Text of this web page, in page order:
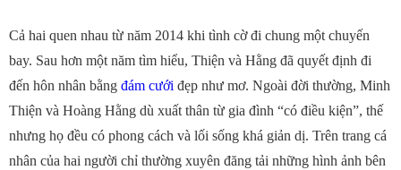
Cả hai quen nhau từ năm 2014 khi tình cờ đi chung một chuyến
bay. Sau hơn một năm tìm hiểu, Thiện và Hằng đã quyết định đi
đến hôn nhân bằng đám cưới đẹp như mơ. Ngoài đời thường, Minh
Thiện và Hoàng Hằng dù xuất thân từ gia đình “có điều kiện”, thế
nhưng họ đều có phong cách và lối sống khá giản dị. Trên trang cá
nhân của hai người chỉ thường xuyên đăng tải những hình ảnh bên